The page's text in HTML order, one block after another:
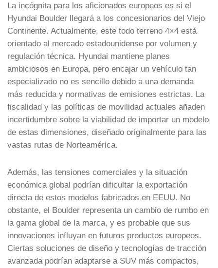
La incógnita para los aficionados europeos es si el
Hyundai Boulder llegará a los concesionarios del Viejo
Continente. Actualmente, este todo terreno 4×4 está
orientado al mercado estadounidense por volumen y
regulación técnica. Hyundai mantiene planes
ambiciosos en Europa, pero encajar un vehículo tan
especializado no es sencillo debido a una demanda
más reducida y normativas de emisiones estrictas. La
fiscalidad y las políticas de movilidad actuales añaden
incertidumbre sobre la viabilidad de importar un modelo
de estas dimensiones, diseñado originalmente para las
vastas rutas de Norteamérica.
Además, las tensiones comerciales y la situación
económica global podrían dificultar la exportación
directa de estos modelos fabricados en EEUU. No
obstante, el Boulder representa un cambio de rumbo en
la gama global de la marca, y es probable que sus
innovaciones influyan en futuros productos europeos.
Ciertas soluciones de diseño y tecnologías de tracción
avanzada podrían adaptarse a SUV más compactos,